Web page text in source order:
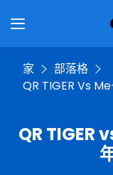
家
部落格
QR TIGER Vs
QR TIGER